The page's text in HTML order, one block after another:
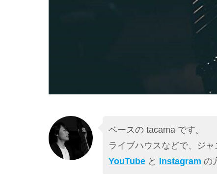
ベースの tacama です。
ライブハウスなどで、ジャ
YouTube と Instagram の